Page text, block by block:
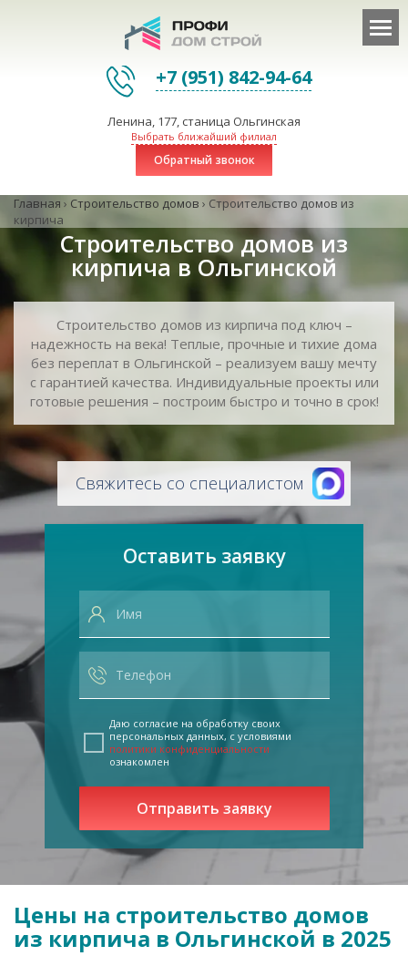
+7 (951) 842-94-64
Ленина, 177, станица Ольгинская
Выбрать ближайший филиал
Обратный звонок
Главная › Строительство домов › Строительство домов из
кирпича
Строительство домов из
кирпича в Ольгинской
Строительство домов из кирпича под ключ –
надежность на века! Теплые, прочные и тихие дома
без переплат в Ольгинской – реализуем вашу мечту
с гарантией качества. Индивидуальные проекты или
готовые решения – построим быстро и точно в срок!
Свяжитесь со специалистом
Оставить заявку
Даю согласие на обработку своих
персональных данных, с условиями
политики конфиденциальности
ознакомлен
Цены на строительство домов
из кирпича в Ольгинской в 2025